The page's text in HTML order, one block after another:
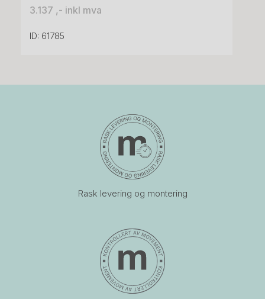
3.137 ,- inkl mva
ID: 61785
Rask levering og montering